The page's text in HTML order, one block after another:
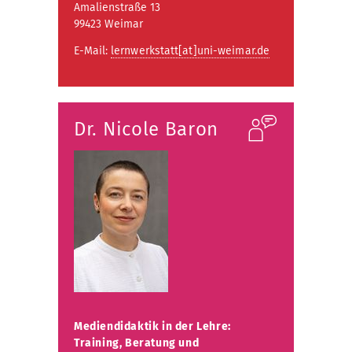
Amalienstraße 13
99423 Weimar
E-Mail: lernwerkstatt[at]uni-weimar.de
Dr. Nicole Baron
Mediendidaktik in der Lehre:
Training, Beratung und